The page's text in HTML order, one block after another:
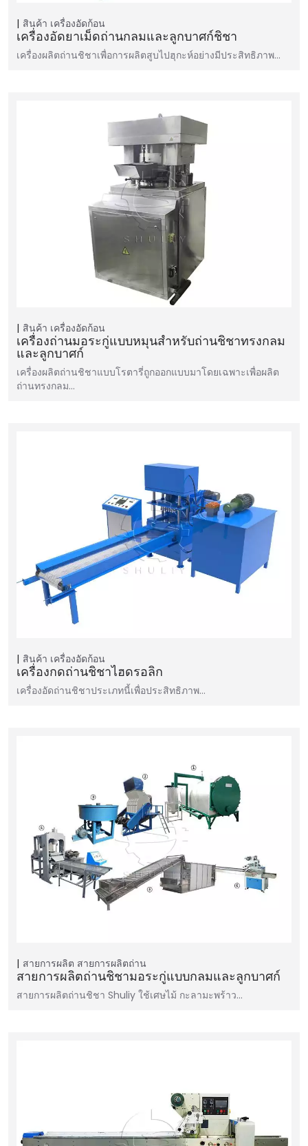
สินค้า เครื่องอัดก้อน
เครื่องอัดยาเม็ดถ่านกลมและลูกบาศก์ชิชา
เครื่องผลิตถ่านชิชาเพื่อการผลิตสูบไปฮุกะห์อย่างมีประสิทธิภาพ…
สินค้า เครื่องอัดก้อน
เครื่องถ่านมอระกู่แบบหมุนสำหรับถ่านชิชาทรงกลม
และลูกบาศก์
เครื่องผลิตถ่านชิชาแบบโรตารี่ถูกออกแบบมาโดยเฉพาะเพื่อผลิต
ถ่านทรงกลม…
สินค้า เครื่องอัดก้อน
เครื่องกดถ่านชิชาไฮดรอลิก
เครื่องอัดถ่านชิชาประเภทนี้เพื่อประสิทธิภาพ…
สายการผลิต สายการผลิตถ่าน
สายการผลิตถ่านชิชามอระกู่แบบกลมและลูกบาศก์
สายการผลิตถ่านชิชา Shuliy ใช้เศษไม้ กะลามะพร้าว…